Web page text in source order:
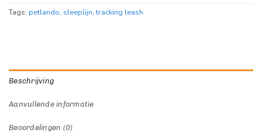
Tags: petlando, sleeplijn,tracking leash
Beschrijving
Aanvullende informatie
Beoordelingen (0)